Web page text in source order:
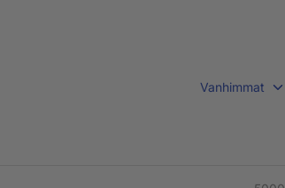
Vanhimmat